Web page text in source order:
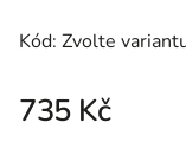
Kód: Zvolte
735 Kč